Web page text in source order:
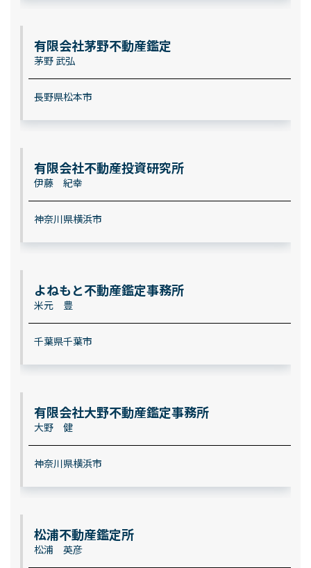
有限会社茅野不動産鑑定
茅野 武弘
長野県松本市
有限会社不動産投資研究所
伊藤 紀幸
神奈川県横浜市
よねもと不動産鑑定事務所
米元 豊
千葉県千葉市
有限会社大野不動産鑑定事務所
大野 健
神奈川県横浜市
松浦不動産鑑定所
松浦 英彦